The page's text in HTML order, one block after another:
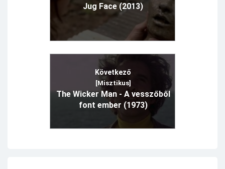
Jug Face (2013)
Következő
[Misztikus]
The Wicker Man - A vesszőből
font ember (1973)